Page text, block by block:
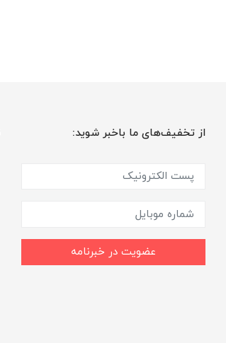
از تخفیف‌های ما باخبر شوید:
عضویت در خبرنامه